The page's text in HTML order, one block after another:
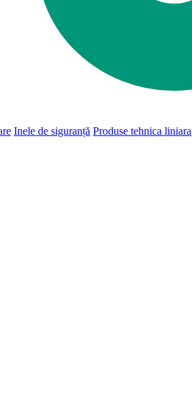
Inele de siguranță Produse tehnica liniara